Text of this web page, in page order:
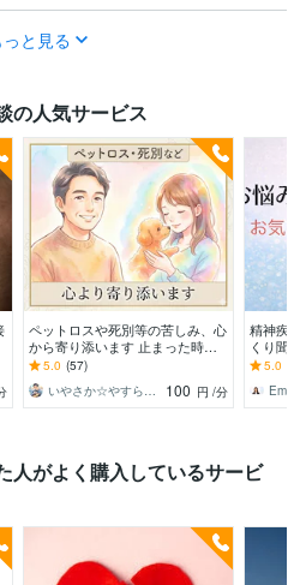
っと見る
の人気サービス
ペットロスや死別等の苦しみ、心
から寄り添います 止まった時計
の針、無理に動かさなくて大丈夫
ですから
5.0 (57)
100 円 /分
精神疾
くり聞
ただけ
5.0
Emiko
人がよく購入しているサービ